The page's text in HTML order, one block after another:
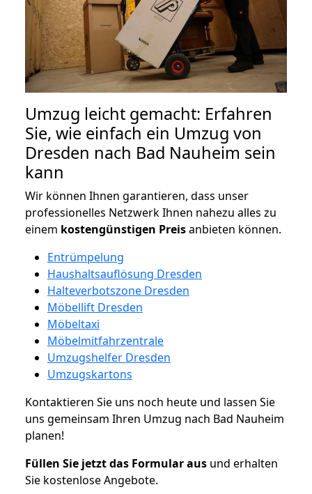
Umzug leicht gemacht: Erfahren
Sie, wie einfach ein Umzug von
Dresden nach Bad Nauheim sein
kann
Wir können Ihnen garantieren, dass unser
professionelles Netzwerk Ihnen nahezu alles zu
einem kostengünstigen Preisanbieten können.
Entrümpelung
Haushaltsauflösung Dresden
Halteverbotszone Dresden
Möbellift Dresden
Möbeltaxi
Möbelmitfahrzentrale
Umzugshelfer Dresden
Umzugskartons
Kontaktieren Sie uns noch heute und lassen Sie
uns gemeinsam Ihren Umzug nach Bad Nauheim
planen!
Füllen Sie jetzt das Formular aus und erhalten
Sie kostenlose Angebote.